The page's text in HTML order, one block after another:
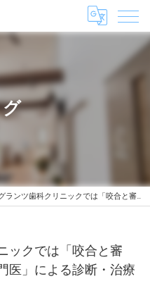
クリニックでは「咬合と審美」に特化した「補綴専門医」による診断・治療が受けられます。
ックでは「咬合と審
医」による診断・治療